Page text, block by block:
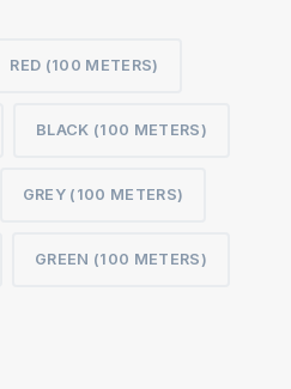
RED (100 METERS)
BLACK (100 METERS)
GREY (100 METERS)
GREEN (100 METERS)